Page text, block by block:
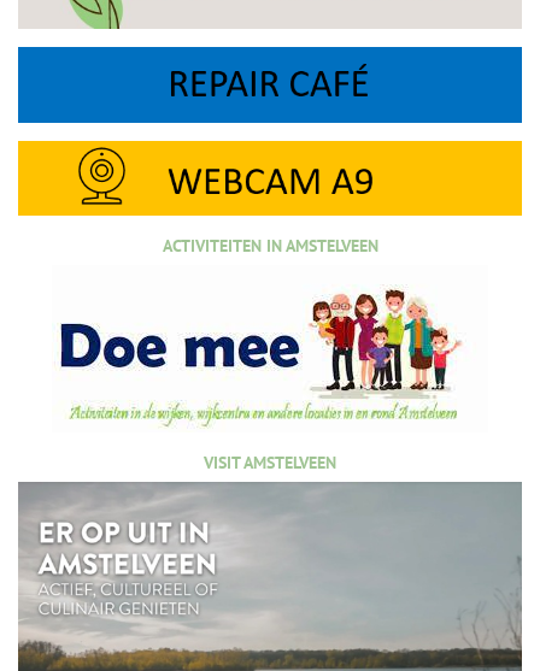
ACTIVITEITEN IN AMSTELVEEN
VISIT AMSTELVEEN